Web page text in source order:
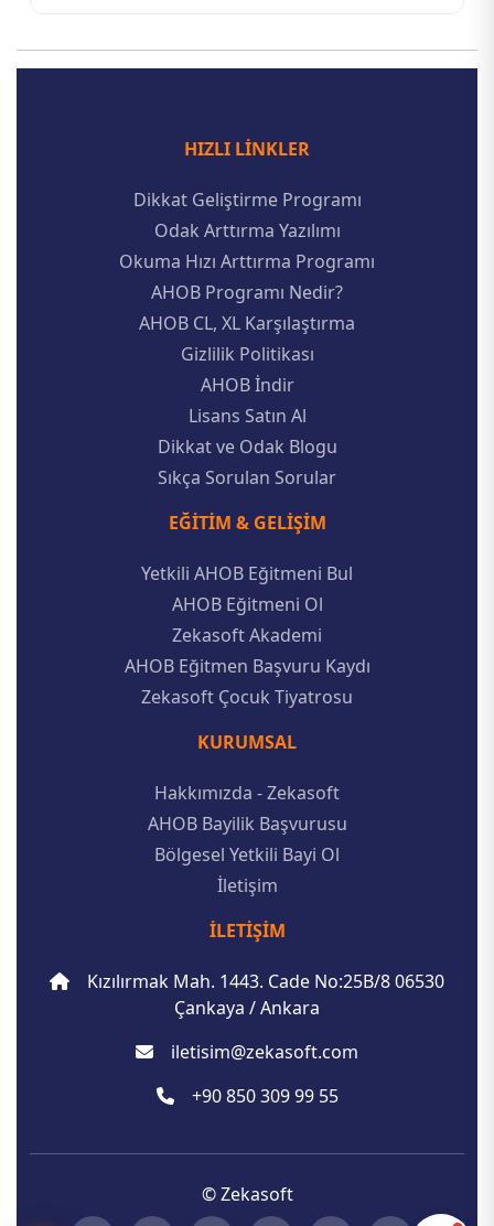
HIZLI LINKLER
Dikkat Geliştirme Programı
Odak Arttırma Yazılımı
Okuma Hızı Arttırma Programı
AHOB Programı Nedir?
AHOB CL, XL Karşılaştırma
Gizlilik Politikası
AHOB İndir
Lisans Satın Al
Dikkat ve Odak Blogu
Sıkça Sorulan Sorular
EĞITIM & GELIŞIM
Yetkili AHOB Eğitmeni Bul
AHOB Eğitmeni Ol
Zekasoft Akademi
AHOB Eğitmen Başvuru Kaydı
Zekasoft Çocuk Tiyatrosu
KURUMSAL
Hakkımızda - Zekasoft
AHOB Bayilik Başvurusu
Bölgesel Yetkili Bayi Ol
İletişim
İLETIŞIM
Kızılırmak Mah. 1443. Cade No:25B/8 06530
Çankaya / Ankara
iletisim@zekasoft.com
+90 850 309 99 55
© Zekasoft